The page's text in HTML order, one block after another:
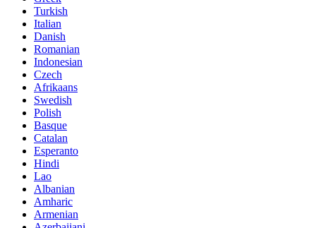
Turkish
Italian
Danish
Romanian
Indonesian
Czech
Afrikaans
Swedish
Polish
Basque
Catalan
Esperanto
Hindi
Lao
Albanian
Amharic
Armenian